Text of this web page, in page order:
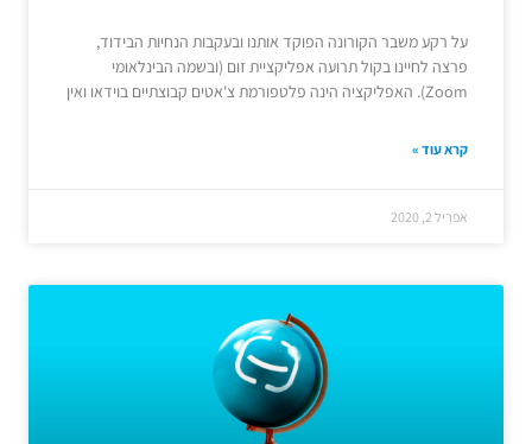
על רקע משבר הקורונה הפוקד אותנו ובעקבות הנחיות הבידוד,
פרצה לחיינו בקול תרועה אפליקציית זום (ובשמה הבינלאומי
Zoom). האפליקציה הינה פלטפורמת צ'אטים קבוצתיים בוידאו ואין
קרא עוד »
אפריל 2, 2020